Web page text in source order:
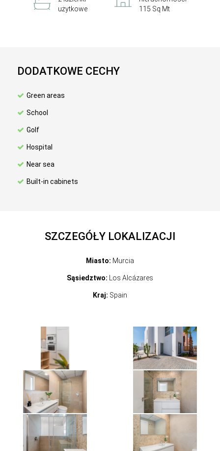
użytkowe
115 Sq Mt
DODATKOWE CECHY
Green areas
School
Golf
Hospital
Near sea
Built-in cabinets
SZCZEGÓŁY LOKALIZACJI
Miasto: Murcia
Sąsiedztwo: Los Alcázares
Kraj: Spain